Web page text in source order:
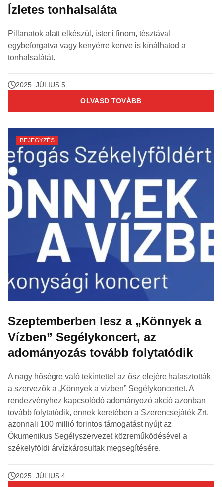
Ízletes tonhalsaláta
Pillanatok alatt elkészül, isteni finom, tésztával
egybeforgatva vagy kenyérre kenve is kínálhatod a
tonhalsalátát.
2025. JÚLIUS 5.
OLVASD TOVÁBB
BEJEGYZÉS
Szeptemberben lesz a „Könnyek a
Vízben” Segélykoncert, az
adományozás tovább folytatódik
A nagy hőségre való tekintettel az ősz elejére halasztották
a szervezők a „Könnyek a vízben” Segélykoncertet. A
rendezvényhez kapcsolódó adományozó akció azonban
tovább folytatódik, ennek keretében a Szerencsejáték Zrt.
azonnali 100 millió forintos támogatást nyújt az
Ökumenikus Segélyszervezet közreműködésével a
székelyföldi árvízkárosultak megsegítésére.
2025. JÚLIUS 4.